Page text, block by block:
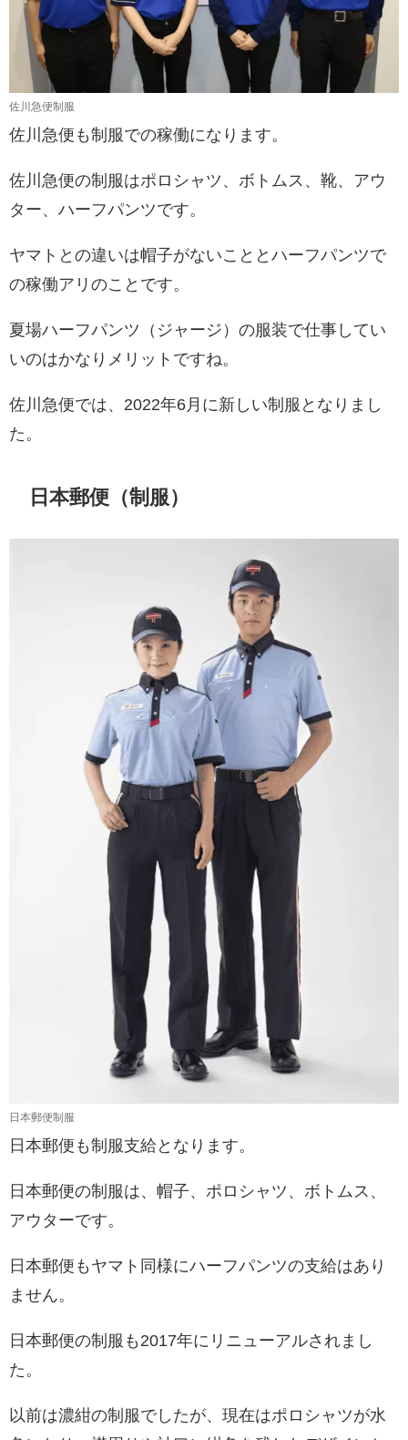
佐川急便制服
佐川急便も制服での稼働になります。
佐川急便の制服はポロシャツ、ボトムス、靴、アウ
ター、ハーフパンツです。
ヤマトとの違いは帽子がないこととハーフパンツで
の稼働アリのことです。
夏場ハーフパンツ（ジャージ）の服装で仕事してい
いのはかなりメリットですね。
佐川急便では、2022年6月に新しい制服となりまし
た。
日本郵便（制服）
日本郵便制服
日本郵便も制服支給となります。
日本郵便の制服は、帽子、ポロシャツ、ボトムス、
アウターです。
日本郵便もヤマト同様にハーフパンツの支給はあり
ません。
日本郵便の制服も2017年にリニューアルされまし
た。
以前は濃紺の制服でしたが、現在はポロシャツが水